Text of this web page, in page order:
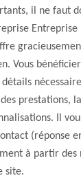
il ne faut
Vous
prestations,
Il
(réponse
à partir des
site.